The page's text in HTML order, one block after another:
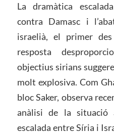
La dramàtica
contra Damasc i
israelià, el primer
resposta
objectius sirians
molt explosiva. Com
bloc Saker, observa
anàlisi de la situació
escalada entre Síria i